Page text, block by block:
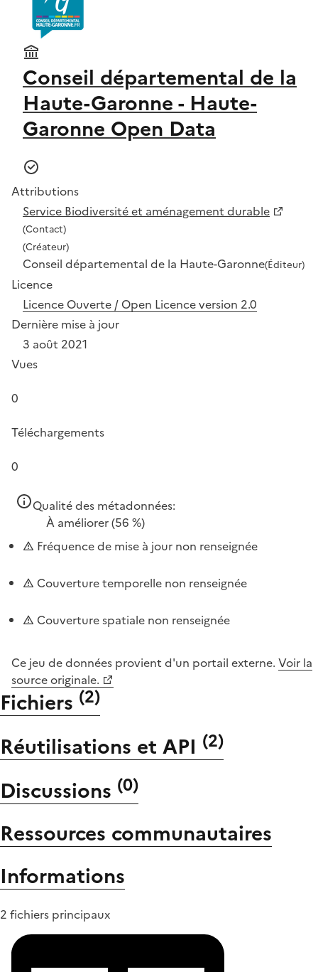
Conseil départemental de la
Haute-Garonne - Haute-
Garonne Open Data
Attributions
Service Biodiversité et aménagement durable
(Contact)
(Créateur)
Conseil départemental de la Haute-Garonne(Éditeur)
Licence
Licence Ouverte / Open Licence version 2.0
Dernière mise à jour
3 août 2021
Vues
0
Téléchargements
0
Qualité des métadonnées:
À améliorer(56 %)
Fréquence de mise à jour non renseignée
Couverture temporelle non renseignée
Couverture spatiale non renseignée
Ce jeu de données provient d'un portail externe. Voir la
source originale.
Fichiers (2)
Réutilisations et API (2)
Discussions (0)
Ressources communautaires
Informations
2 fichiers principaux